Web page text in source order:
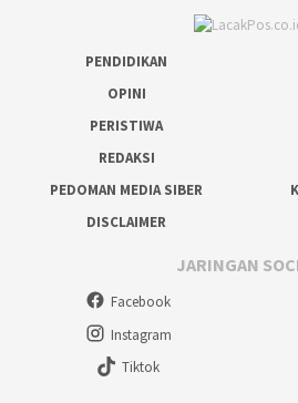
PENDIDIKAN
OPINI
PERISTIWA
REDAKSI
PEDOMAN MEDIA SIBER
DISCLAIMER
JARINGAN
Facebook
Instagram
Tiktok